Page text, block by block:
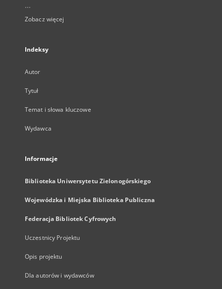
...
Zobacz więcej
Indeksy
Autor
Tytuł
Temat i słowa kluczowe
Wydawca
Informacje
Biblioteka Uniwersytetu Zielonogórskiego
Wojewódzka i Miejska Biblioteka Publiczna
Federacja Bibliotek Cyfrowych
Uczestnicy Projektu
Opis projektu
Dla autorów i wydawców